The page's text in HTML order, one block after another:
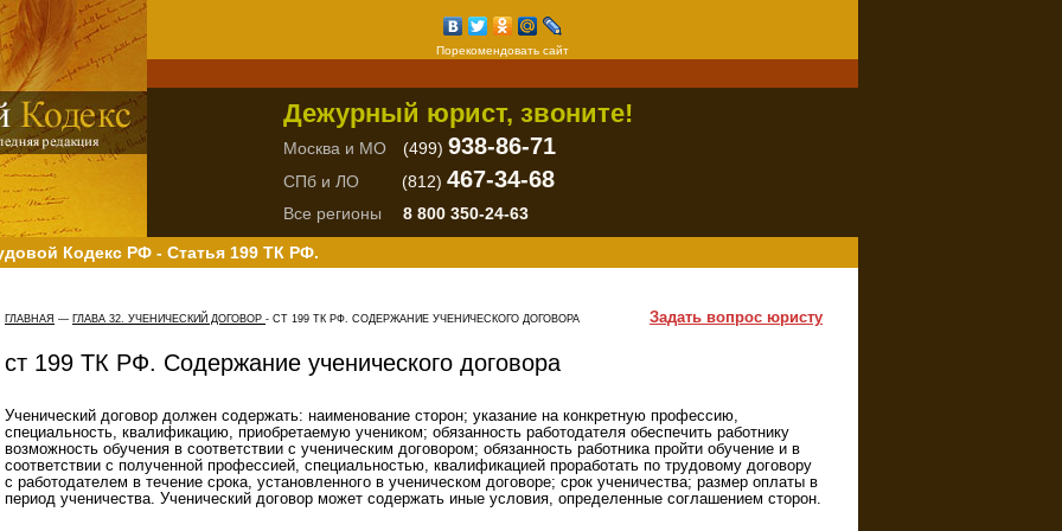
Порекомендовать сайт
Дежурный юрист, звоните!
Москва и МО (499) 938-86-71
СПб и ЛО (812) 467-34-68
Все регионы 8 800 350-24-63
Кодекс РФ - Статья 199 ТК РФ.
ГЛАВНАЯ — ГЛАВА 32. УЧЕНИЧЕСКИЙ ДОГОВОР - СТ 199 ТК РФ. СОДЕРЖАНИЕ УЧЕНИЧЕСКОГО ДОГОВОРА Задать вопрос юристу
ст 199 ТК РФ. Содержание ученического договора
Ученический договор должен содержать: наименование сторон; указание на конкретную профессию,
специальность, квалификацию, приобретаемую учеником; обязанность работодателя обеспечить работнику
возможность обучения в соответствии с ученическим договором; обязанность работника пройти обучение и в
соответствии с полученной профессией, специальностью, квалификацией проработать по трудовому договору
с работодателем в течение срока, установленного в ученическом договоре; срок ученичества; размер оплаты в
период ученичества. Ученический договор может содержать иные условия, определенные соглашением сторон.